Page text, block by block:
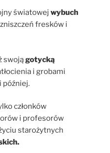
światowej wybuch
fresków i
swojągotycką
i grobami
później.
członków
i profesorów
starożytnych